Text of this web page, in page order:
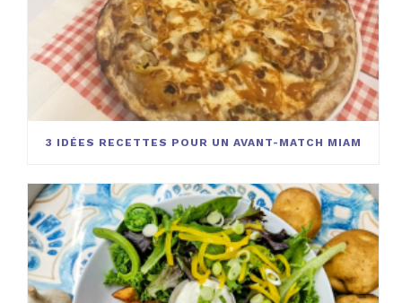
3 IDÉES RECETTES POUR UN AVANT-MATCH MIAM